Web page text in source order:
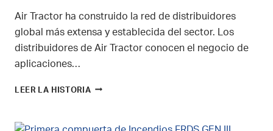
Air Tractor ha construido la red de distribuidores
global más extensa y establecida del sector. Los
distribuidores de Air Tractor conocen el negocio de
aplicaciones…
LEER LA HISTORIA CONOZCA